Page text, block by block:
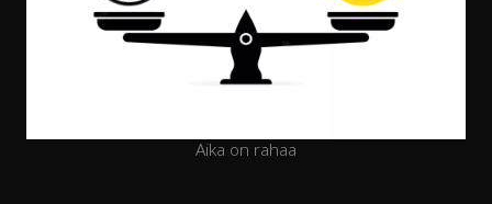
Aika on rahaa